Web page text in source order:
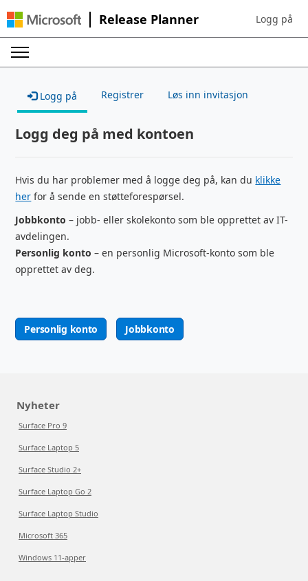
Release Planner Sign in to
Logg på
Logg på Registrer Løs inn invitasjon
Logg deg på med kontoen
Hvis du har problemer med å logge deg på, kan du klikke
her for å sende en støtteforespørsel.
Jobbkonto – jobb- eller skolekonto som ble opprettet av IT-
avdelingen.
Personlig konto – en personlig Microsoft-konto som ble
opprettet av deg.
Personlig konto Jobbkonto
Nyheter
Surface Pro 9
Surface Laptop 5
Surface Studio 2+
Surface Laptop Go 2
Surface Laptop Studio
Microsoft 365
Windows 11-apper